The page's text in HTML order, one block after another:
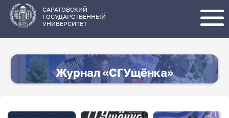
основному
содержанию
САРАТОВСКИЙ
ГОСУДАРСТВЕННЫЙ
УНИВЕРСИТЕТ
Журнал «СГУщёнка»